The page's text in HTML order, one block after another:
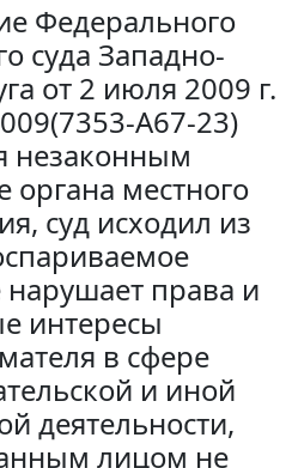
Федерального
суда Западно-
от 2 июля 2009 г.
А67-23)
незаконным
органа местного
суд исходил из
нарушает права и
интересы
в сфере
и иной
деятельности,
лицом не